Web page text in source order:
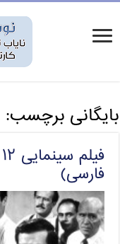
بایگانی برچسب:
فارسی)